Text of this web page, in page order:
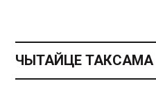
ЧЫТАЙЦЕ ТАКСАМА